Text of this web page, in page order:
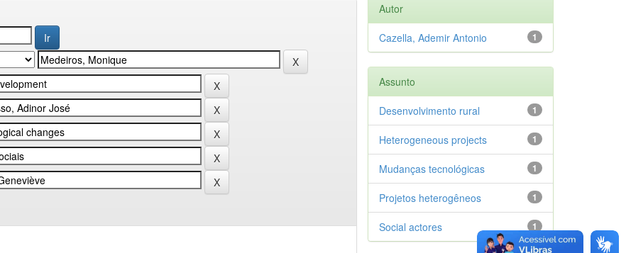
Autor
1
Cazella, Ademir Antonio
Assunto
1
Desenvolvimento rural
1
Heterogeneous projects
1
Mudanças tecnológicas
1
Projetos heterogêneos
1
Social actores